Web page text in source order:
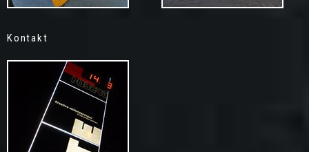
Kontakt